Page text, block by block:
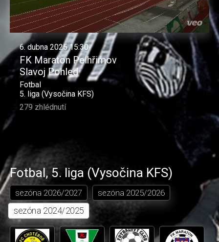
video
6. dubna 2025 15:30
FK Maraton Pelhřimov
Slavoj Pohled
Fotbal
5. liga (Vysočina KFS)
279 zhlédnutí
Fotbal,5. liga (Vysočina KFS)
sezóna 2026/2027 sezóna 2025/2026
sezóna 2024/2025